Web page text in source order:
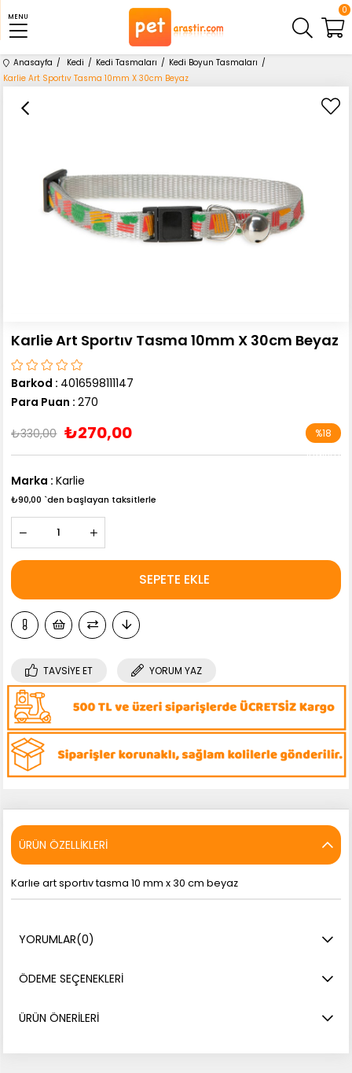
MENU
0
Anasayfa Kedi Kedi Tasmaları
Kedi Boyun Tasmaları
Karlie Art Sportıv Tasma 10mm X 30cm Beyaz
Karlie Art Sportıv Tasma 10mm X 30cm Beyaz
Barkod : 4016598111147
Para Puan : 270
₺330,00 ₺270,00 %18
İndirim
Marka : Karlie
₺90,00 `den başlayan taksitlerle
TAVSIYE ET YORUM YAZ
ÜRÜN ÖZELLIKLERI
Karlıe art sportıv tasma 10 mm x 30 cm beyaz
YORUMLAR(0)
ÖDEME SEÇENEKLERI
ÜRÜN ÖNERILERI